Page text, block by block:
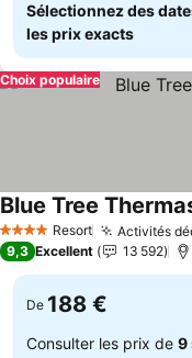
Sélectionnez des
les prix exacts
Choix populaire
4 Étoiles Resort Activités
Blue Tree
9,3 Excellent 13 592
De 188 €
Consulter les prix de 9